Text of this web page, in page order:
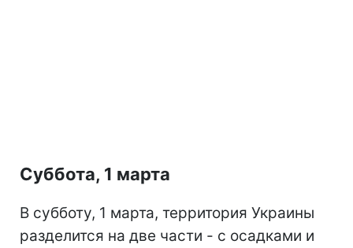
Суббота, 1 марта
В субботу, 1 марта, территория Украины
разделится на две части - с осадками и